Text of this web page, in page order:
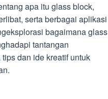
apa itu glass block,
serta berbagai aplikasi
bagaimana glass
tantangan
dan ide kreatif untuk